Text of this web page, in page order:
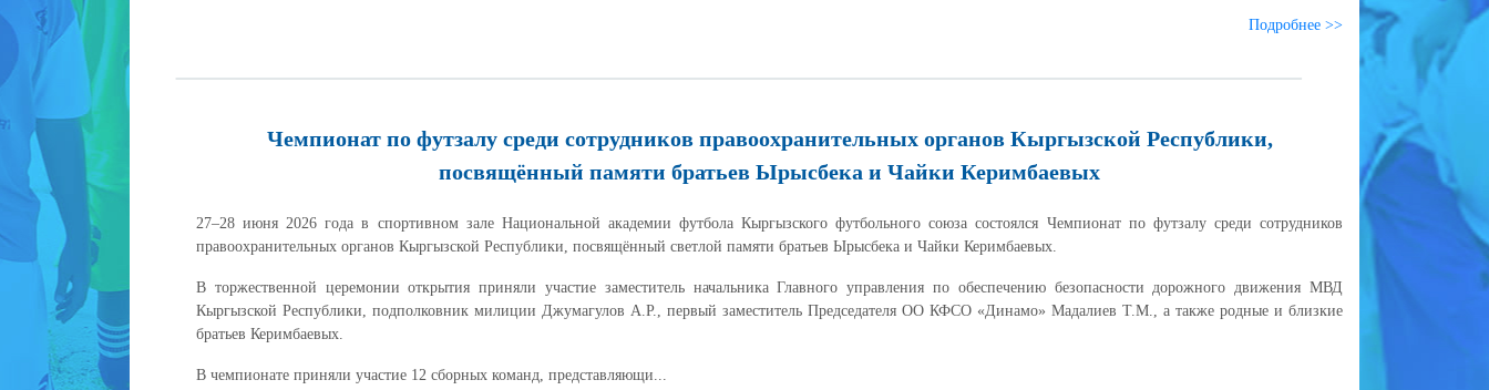
Подробнее >>
Чемпионат по футзалу среди сотрудников правоохранительных органов Кыргызской Республики,
посвящённый памяти братьев Ырысбека и Чайки Керимбаевых
27–28 июня 2026 года в спортивном зале Национальной академии футбола Кыргызского футбольного союза состоялся Чемпионат по футзалу среди сотрудников
правоохранительных органов Кыргызской Республики, посвящённый светлой памяти братьев Ырысбека и Чайки Керимбаевых.
В торжественной церемонии открытия приняли участие заместитель начальника Главного управления по обеспечению безопасности дорожного движения МВД
Кыргызской Республики, подполковник милиции Джумагулов А.Р., первый заместитель Председателя ОО КФСО «Динамо» Мадалиев Т.М., а также родные и близкие
братьев Керимбаевых.
В чемпионате приняли участие 12 сборных команд, представляющи...